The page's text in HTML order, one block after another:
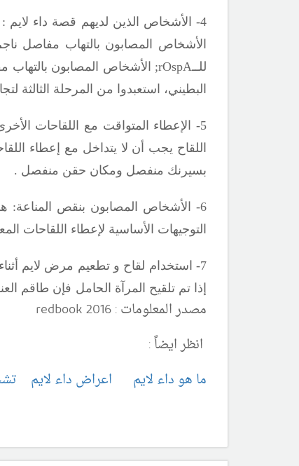
4- الأشخاص الذين لديهم قصة داء لايم : يجب الأخذ بعين الاعتبار تمنيع الأشخاص الذين لديهم قصة داء لايم والذين ما زالو في خطر مرتفع
الأشخاص المصابون بالتهاب مفاصل
للــrOspA; الأشخاص المصابون بالتهاب
البطيني، استعبدوا من المرحلة الثالثة
5- الإعطاء المتواقت مع اللقاحات الأخرى :لم تثبت بعد فعالية وأمان إعطاء لقاح داء لايم (
اللقاح يجب أن لا يتداخل مع إعطاء
بسيرنك منفصل ومكان حقن منفصل .
6- الأشخاص المصابون بنقص المناعة: هناك نقص في المعلومات عن فعالية وأمان لقاح
التوجيهات الأساسية لإعطاء اللقاحات
7- استخدام لقاح و تطعيم مرض لايم
إذا تم تلقيح المرآة الحامل فإن طاقم
مصدر المعلومات :redbook 2016
انظر ايضاً :
ما هو داء لايم
اعراض داء لايم